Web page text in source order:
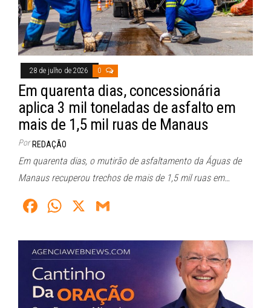
28 de julho de 2026 0
Em quarenta dias, concessionária
aplica 3 mil toneladas de asfalto em
mais de 1,5 mil ruas de Manaus
Por REDAÇÃO
Em quarenta dias, o mutirão de asfaltamento da Águas de
Manaus recuperou trechos de mais de 1,5 mil ruas em…
Fa
bo
ok
W
ts
A
pp
X
ail